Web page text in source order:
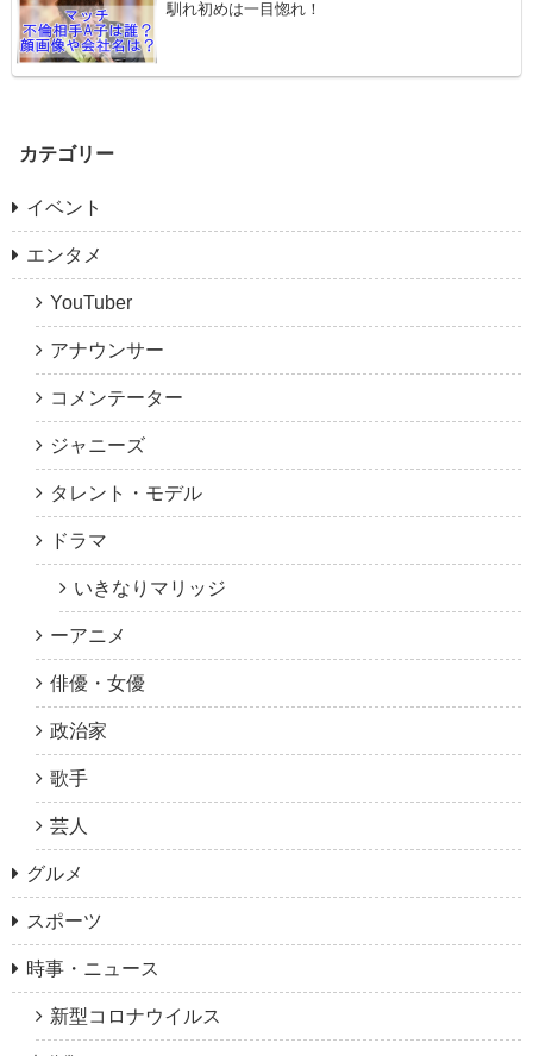
馴れ初めは一目惚れ！
カテゴリー
イベント
エンタメ
YouTuber
アナウンサー
コメンテーター
ジャニーズ
タレント・モデル
ドラマ
いきなりマリッジ
ーアニメ
俳優・女優
政治家
歌手
芸人
グルメ
スポーツ
時事・ニュース
新型コロナウイルス